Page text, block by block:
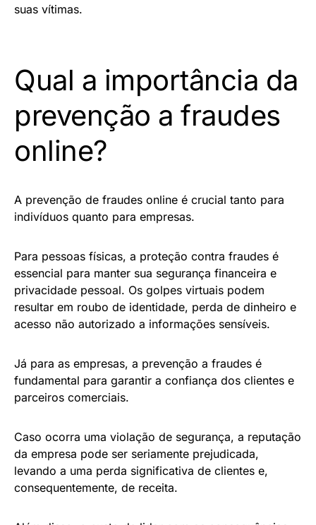
suas vítimas.
Qual a importância da
prevenção a fraudes
online?
A prevenção de fraudes online é crucial tanto para
indivíduos quanto para empresas.
Para pessoas físicas, a proteção contra fraudes é
essencial para manter sua segurança financeira e
privacidade pessoal. Os golpes virtuais podem
resultar em roubo de identidade, perda de dinheiro e
acesso não autorizado a informações sensíveis.
Já para as empresas, a prevenção a fraudes é
fundamental para garantir a confiança dos clientes e
parceiros comerciais.
Caso ocorra uma violação de segurança, a reputação
da empresa pode ser seriamente prejudicada,
levando a uma perda significativa de clientes e,
consequentemente, de receita.